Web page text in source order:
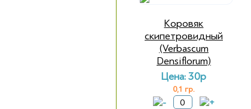
Коровяк
скипетровидный
(Verbascum
Densiflorum)
Цена: 30р
0,1 гр.